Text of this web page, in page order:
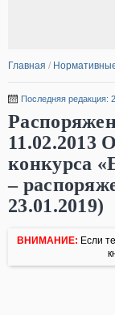
Главная /
Последняя редакция:
11.02.2013
конкурса
–
23.01.2019)
ВНИМАНИЕ: Если